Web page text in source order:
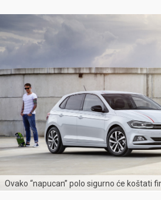
Ovako “napucan” polo sigurno će koštati